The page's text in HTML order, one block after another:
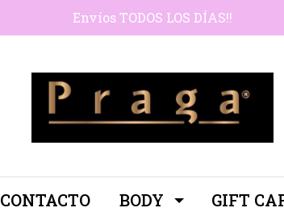
Envíos TODOS LOS DÍAS!!
CONTACTO BODY GIFT